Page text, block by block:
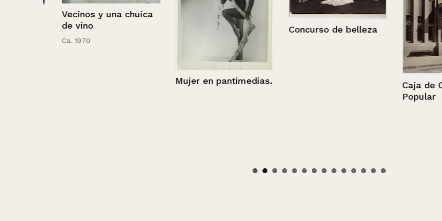
Vecinos y una chuica
de vino
Ca. 1970
Mujer en pantimedias.
Concurso de belleza
Caja de
Popular